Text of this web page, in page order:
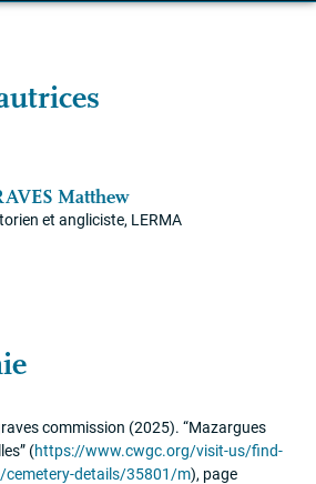
Matthew
et angliciste, LERMA
commission (2025). “Mazargues
(https://www.cwgc.org/visit-us/find-
cemetery-details/35801/m), page